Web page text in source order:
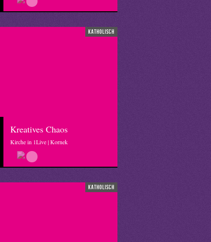
katholisch
Kreatives Chaos
Kirche in 1Live | Kornek
katholisch